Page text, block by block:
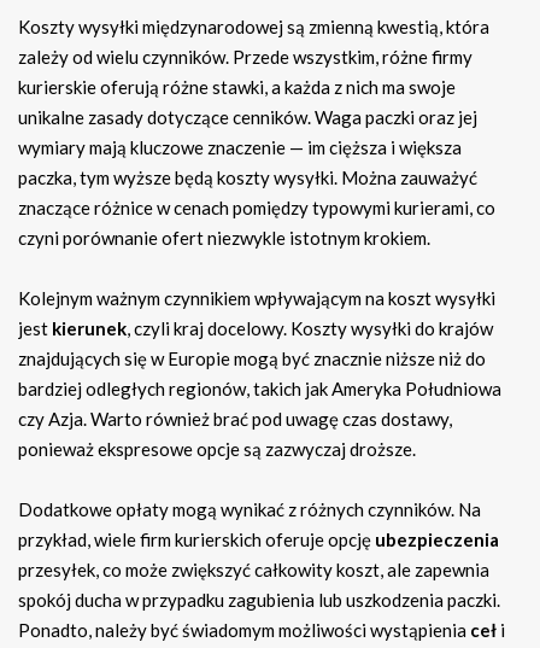
Koszty wysyłki międzynarodowej są zmienną kwestią, która
zależy od wielu czynników. Przede wszystkim, różne firmy
kurierskie oferują różne stawki, a każda z nich ma swoje
unikalne zasady dotyczące cenników. Waga paczki oraz jej
wymiary mają kluczowe znaczenie — im cięższa i większa
paczka, tym wyższe będą koszty wysyłki. Można zauważyć
znaczące różnice w cenach pomiędzy typowymi kurierami, co
czyni porównanie ofert niezwykle istotnym krokiem.
Kolejnym ważnym czynnikiem wpływającym na koszt wysyłki
jest kierunek, czyli kraj docelowy. Koszty wysyłki do krajów
znajdujących się w Europie mogą być znacznie niższe niż do
bardziej odległych regionów, takich jak Ameryka Południowa
czy Azja. Warto również brać pod uwagę czas dostawy,
ponieważ ekspresowe opcje są zazwyczaj droższe.
Dodatkowe opłaty mogą wynikać z różnych czynników. Na
przykład, wiele firm kurierskich oferuje opcję ubezpieczenia
przesyłek, co może zwiększyć całkowity koszt, ale zapewnia
spokój ducha w przypadku zagubienia lub uszkodzenia paczki.
Ponadto, należy być świadomym możliwości wystąpienia ceł i